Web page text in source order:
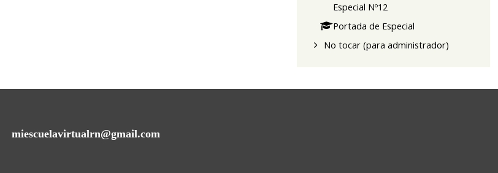
Especial Nº12
Portada de Especial
No tocar (para administrador)
miescuelavirtualrn@gmail.com